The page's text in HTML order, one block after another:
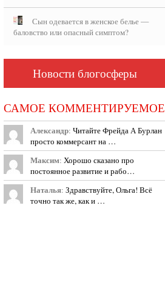
Сын одевается в женское белье —
баловство или опасный симптом?
Новости блогосферы
САМОЕ КОММЕНТИРУЕМОЕ
Александр: Читайте Фрейда А Бурлан
просто коммерсант на …
Максим: Хорошо сказано про
постоянное развитие и рабо…
Наталья: Здравствуйте, Ольга! Всё
точно так же, как и …